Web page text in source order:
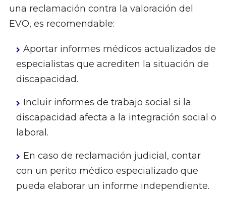
una reclamación contra la valoración del
EVO, es recomendable:
Aportar informes médicos actualizados de
especialistas que acrediten la situación de
discapacidad.
Incluir informes de trabajo social si la
discapacidad afecta a la integración social o
laboral.
En caso de reclamación judicial, contar
con un perito médico especializado que
pueda elaborar un informe independiente.